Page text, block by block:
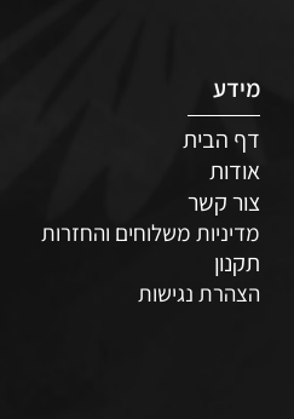
מידע
דף הבית
אודות
צור קשר
מדיניות משלוחים והחזרות
תקנון
הצהרת נגישות